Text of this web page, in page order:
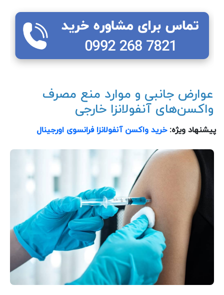
عوارض جانبی و موارد منع مصرف
واکسن‌های آنفولانزا خارجی
پیشنهاد ویژه:خرید واکسن آنفولانزا فرانسوی اورجینال